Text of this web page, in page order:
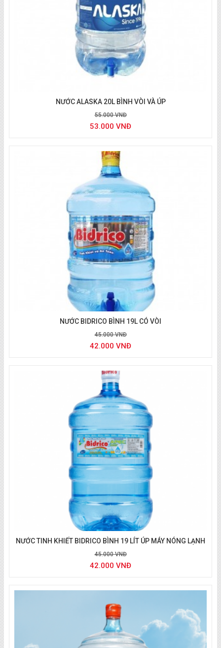
Giao nước uống tận nơi quận 9
Giao nước tận nơi
NƯỚC ALASKA 20L BÌNH VÒI VÀ ÚP
55.000 VNĐ
53.000 VNĐ
Nước uống BIDRICO
NƯỚC BIDRICO BÌNH 19L CÓ VÒI
45.000 VNĐ
42.000 VNĐ
NƯỚC TINH KHIẾT BIDRICO BÌNH 19 LÍT ÚP MÁY NÓNG LẠNH
45.000 VNĐ
42.000 VNĐ